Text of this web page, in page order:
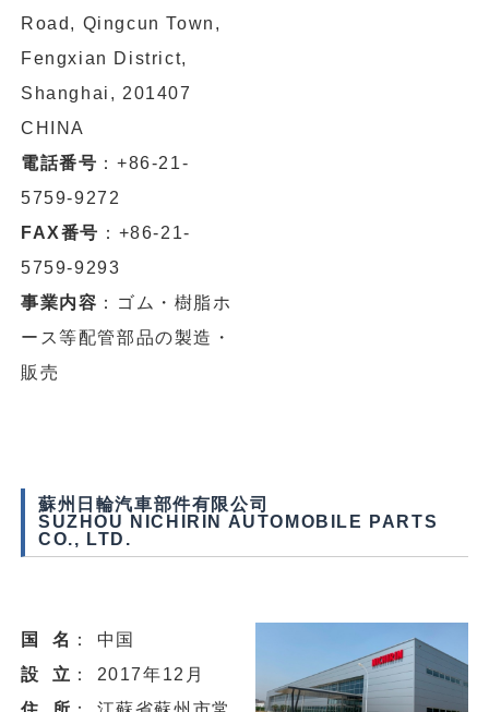
Road, Qingcun Town,
Fengxian District,
Shanghai, 201407
CHINA
電話番号 ：+86-21-
5759-9272
FAX番号 ：+86-21-
5759-9293
事業内容 ：ゴム・樹脂ホ
ース等配管部品の製造・
販売
蘇州日輪汽車部件有限公司
SUZHOU NICHIRIN AUTOMOBILE PARTS
CO., LTD.
国 名 ： 中国
設 立 ： 2017年12月